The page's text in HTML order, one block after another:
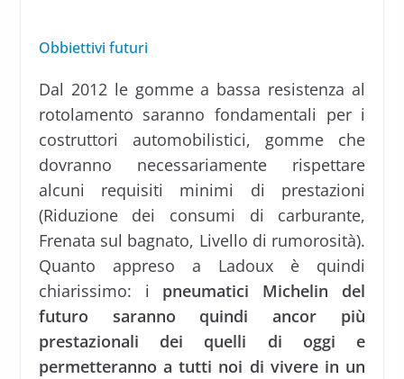
Obbiettivi futuri
Dal 2012 le gomme a bassa resistenza al
rotolamento saranno fondamentali per i
costruttori automobilistici, gomme che
dovranno necessariamente rispettare
alcuni requisiti minimi di prestazioni
(Riduzione dei consumi di carburante,
Frenata sul bagnato, Livello di rumorosità).
Quanto appreso a Ladoux è quindi
chiarissimo: i pneumatici Michelin del
futuro saranno quindi ancor più
prestazionali dei quelli di oggi e
permetteranno a tutti noi di vivere in un